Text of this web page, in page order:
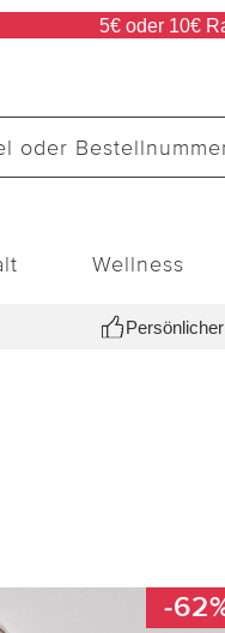
5€ oder 10€
Wellness
-